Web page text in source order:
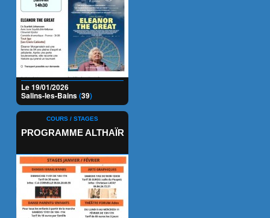
Le 19/01/2026
Salins-les-Bains(39)
COURS / STAGES
PROGRAMME ALTHAÏR